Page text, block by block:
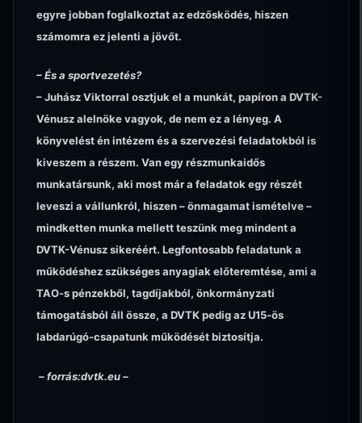
egyre jobban foglalkoztat az edzősködés, hiszen
számomra ez jelenti a jövőt.
– És a sportvezetés?
– Juhász Viktorral osztjuk el a munkát, papíron a DVTK-
Vénusz alelnöke vagyok, de nem ez a lényeg. A
könyvelést én intézem és a szervezési feladatokból is
kiveszem a részem. Van egy részmunkaidős
munkatársunk, aki most már a feladatok egy részét
leveszi a vállunkról, hiszen – önmagamat ismételve –
mindketten munka mellett teszünk meg mindent a
DVTK-Vénusz sikeréért. Legfontosabb feladatunk a
működéshez szükséges anyagiak előteremtése, ami a
TAO-s pénzekből, tagdíjakból, önkormányzati
támogatásból áll össze, a DVTK pedig az U15-ös
labdarúgó-csapatunk működését biztosítja.
– forrás:dvtk.eu –